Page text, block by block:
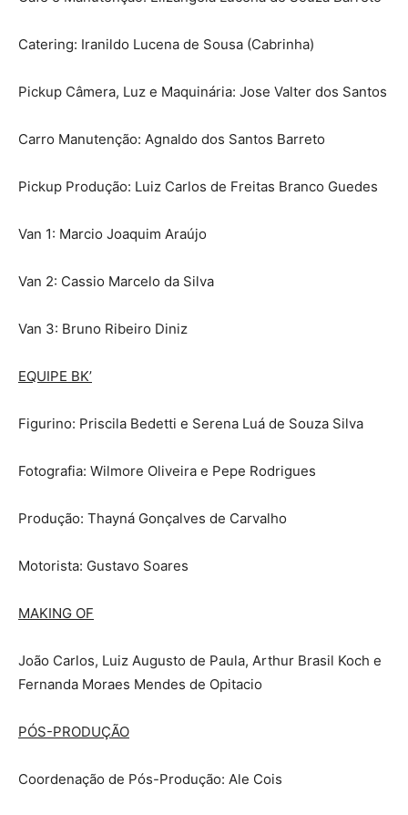
Catering: Iranildo Lucena de Sousa (Cabrinha)
Pickup Câmera, Luz e Maquinária: Jose Valter dos Santos
Carro Manutenção: Agnaldo dos Santos Barreto
Pickup Produção: Luiz Carlos de Freitas Branco Guedes
Van 1: Marcio Joaquim Araújo
Van 2: Cassio Marcelo da Silva
Van 3: Bruno Ribeiro Diniz
EQUIPE BK’
Figurino: Priscila Bedetti e Serena Luá de Souza Silva
Fotografia: Wilmore Oliveira e Pepe Rodrigues
Produção: Thayná Gonçalves de Carvalho
Motorista: Gustavo Soares
MAKING OF
João Carlos, Luiz Augusto de Paula, Arthur Brasil Koch e
Fernanda Moraes Mendes de Opitacio
PÓS-PRODUÇÃO
Coordenação de Pós-Produção: Ale Cois